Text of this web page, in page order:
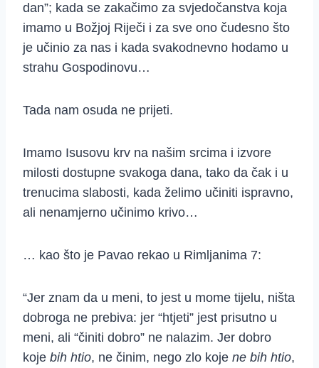
dan”; kada se zakačimo za svjedočanstva koja
imamo u Božjoj Riječi i za sve ono čudesno što
je učinio za nas i kada svakodnevno hodamo u
strahu Gospodinovu…
Tada nam osuda ne prijeti.
Imamo Isusovu krv na našim srcima i izvore
milosti dostupne svakoga dana, tako da čak i u
trenucima slabosti, kada želimo učiniti ispravno,
ali nenamjerno učinimo krivo…
… kao što je Pavao rekao u Rimljanima 7:
“Jer znam da u meni, to jest u mome tijelu, ništa
dobroga ne prebiva: jer “htjeti” jest prisutno u
meni, ali “činiti dobro” ne nalazim. Jer dobro
koje bih htio, ne činim, nego zlo koje ne bih htio,